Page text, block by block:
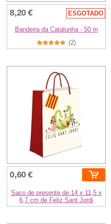
8,20 € ESGOTADO
Bandeira da Catalunha - 50 m
(2)
0,60 €
Saco de presente de 14 x 11,5 x
6,7 cm de Feliz Sant Jordi